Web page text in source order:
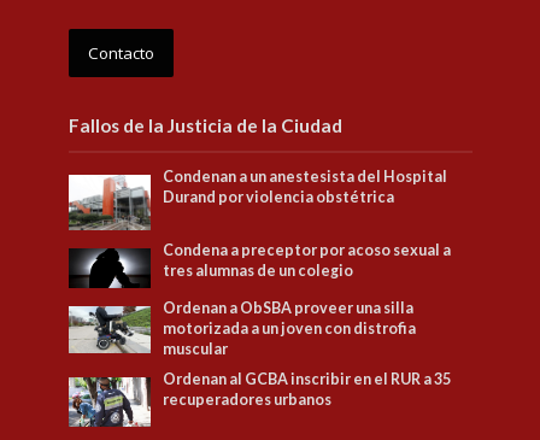
Contacto
Fallos de la Justicia de la Ciudad
Condenan a un anestesista del Hospital
Durand por violencia obstétrica
Condena a preceptor por acoso sexual a
tres alumnas de un colegio
Ordenan a ObSBA proveer una silla
motorizada a un joven con distrofia
muscular
Ordenan al GCBA inscribir en el RUR a 35
recuperadores urbanos